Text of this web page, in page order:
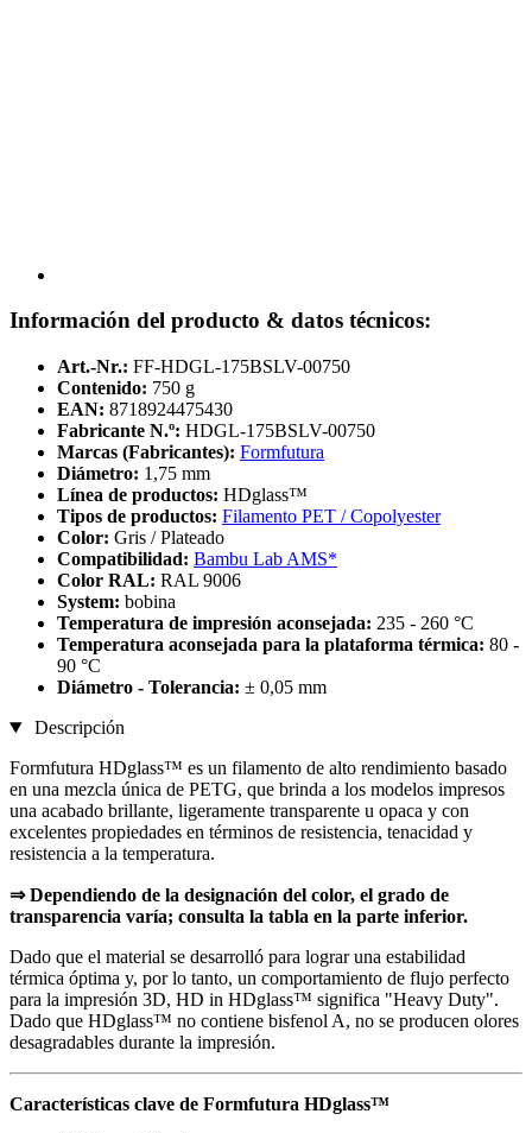
Información del producto & datos técnicos:
Art.-Nr.: FF-HDGL-175BSLV-00750
Contenido: 750 g
EAN: 8718924475430
Fabricante N.º: HDGL-175BSLV-00750
Marcas (Fabricantes): Formfutura
Diámetro: 1,75 mm
Línea de productos: HDglass™
Tipos de productos: Filamento PET / Copolyester
Color: Gris / Plateado
Compatibilidad: Bambu Lab AMS*
Color RAL: RAL 9006
System: bobina
Temperatura de impresión aconsejada: 235 - 260 °C
Temperatura aconsejada para la plataforma térmica: 80 -
90 °C
Diámetro - Tolerancia: ± 0,05 mm
Descripción
Formfutura HDglass™ es un filamento de alto rendimiento basado
en una mezcla única de PETG, que brinda a los modelos impresos
una acabado brillante, ligeramente transparente u opaca y con
excelentes propiedades en términos de resistencia, tenacidad y
resistencia a la temperatura.
⇒ Dependiendo de la designación del color, el grado de
transparencia varía; consulta la tabla en la parte inferior.
Dado que el material se desarrolló para lograr una estabilidad
térmica óptima y, por lo tanto, un comportamiento de flujo perfecto
para la impresión 3D, HD in HDglass™ significa "Heavy Duty".
Dado que HDglass™ no contiene bisfenol A, no se producen olores
desagradables durante la impresión.
Características clave de Formfutura HDglass™